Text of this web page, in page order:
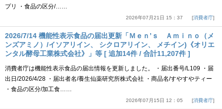
プリ ・食品の区分/……
2026年07月21日 15：37 消費者庁
2026/7/14 機能性表示食品の届出更新「Ｍｅｎ’ｓ Ａｍｉｎｏ（メ
ンズアミノ）/イソアリイン、 シクロアリイン、 メチイン)《オリエ
ンタル酵母工業株式会社》」等 [ 追加14件 / 合計11,207件 ]
消費者庁は機能性表示食品の届出情報を更新しました。 ・届出番号/L109 ・届
出日/2026/4/28 ・届出者名/養生仙薬研究所株式会社 ・商品名/すやすやティー
・食品の区分/加工食……
2026年07月15日 12：05 消費者庁